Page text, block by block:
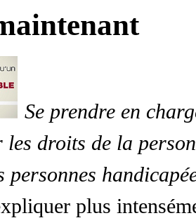
Se prendre en
droits de la
personnes
plus